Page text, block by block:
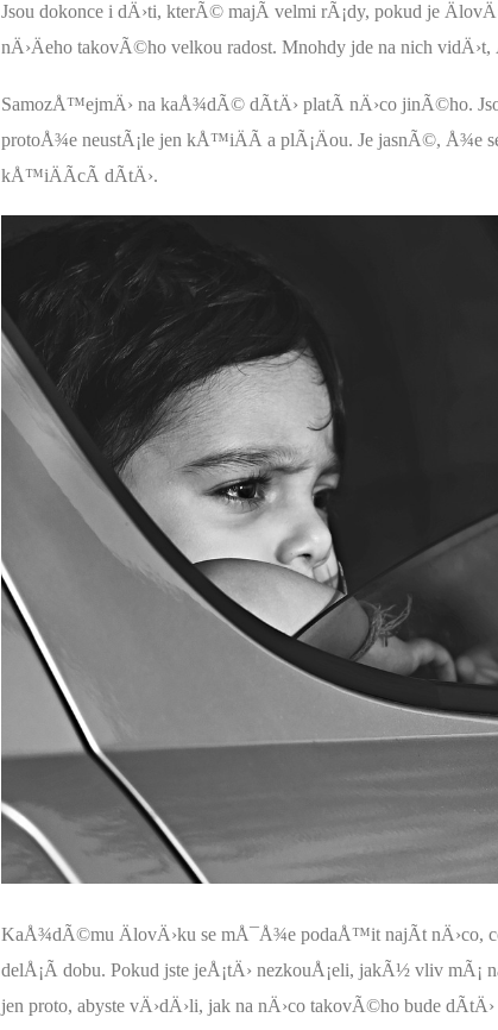
Jsou dokonce i dÄ›ti, kterÃ© majÃ­ velmi rÃ¡dy, pokud je
nÄ›Äeho takovÃ©ho velkou radost. Mnohdy jde na nich
SamozÅ™ejmÄ› na kaÅ¾dÃ© dÃ­tÄ› platÃ­ nÄ›co jinÃ©ho.
protoÅ¾e neustÃ¡le jen kÅ™iÄÃ­ a plÃ¡Äou. Je jasnÃ©, Å¾e
kÅ™iÄÃ­cÃ­ dÃ­tÄ›.
KaÅ¾dÃ©mu ÄlovÄ›ku se mÅ¯Å¾e podaÅ™it najÃ­t nÄ›co,
delÅ¡Ã­ dobu. Pokud jste jeÅ¡tÄ› nezkouÅ¡eli, jakÃ½ vliv mÃ¡
jen proto, abyste vÄ›dÄ›li, jak na nÄ›co takovÃ©ho bude